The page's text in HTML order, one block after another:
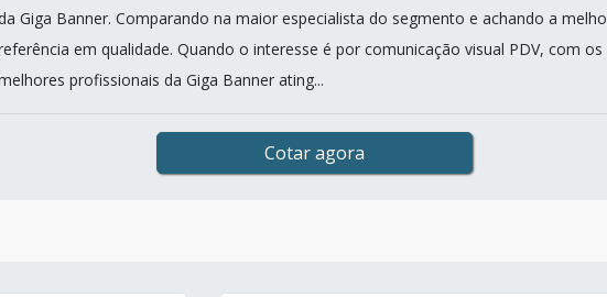
Giga Banner. Comparando na maior especialista do segmento e achando a
em qualidade. Quando o interesse é por comunicação visual PDV, com os
profissionais da Giga Banner ating...
Cotar agora